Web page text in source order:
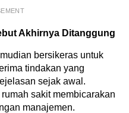
Akhirnya Ditanggung
bersikeras untuk
tindakan yang
sejak awal.
sakit membicarakan
manajemen.